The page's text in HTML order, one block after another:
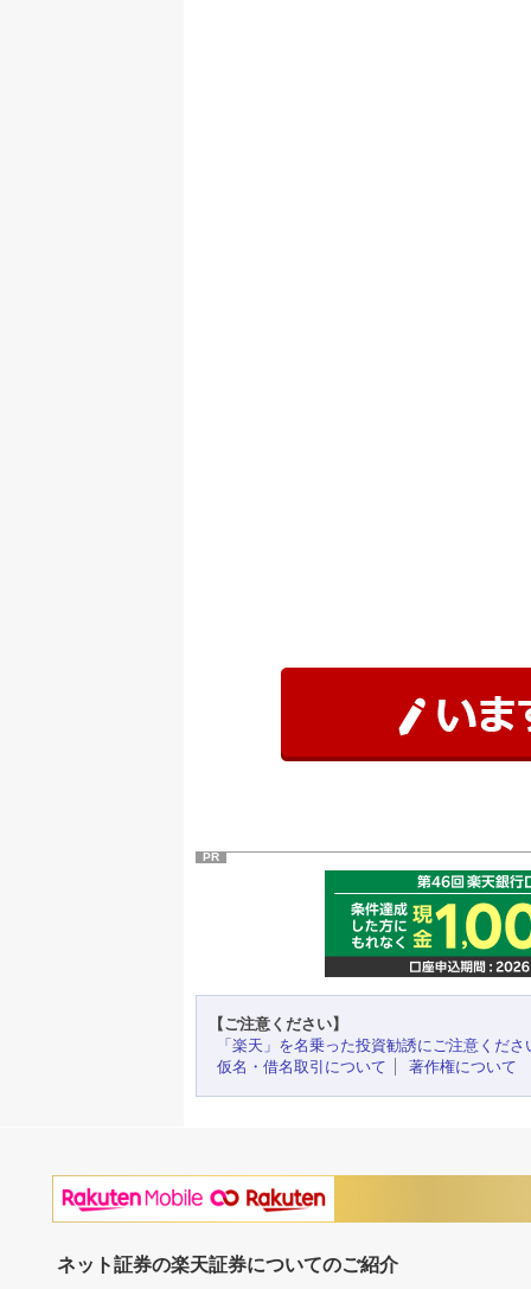
PR
【ご注意ください】
「楽天」を名乗った投資勧誘にご注意くださ
仮名・借名取引について
著作権について
ネット証券の楽天証券についてのご紹介